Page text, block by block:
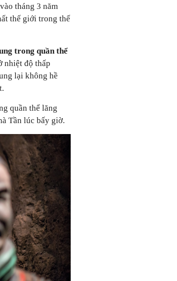
tháng 3 năm
thế giới trong thế
trong quần thể
nhiệt độ thấp
lại không hề
quần thể lăng
Tần lúc bấy giờ.